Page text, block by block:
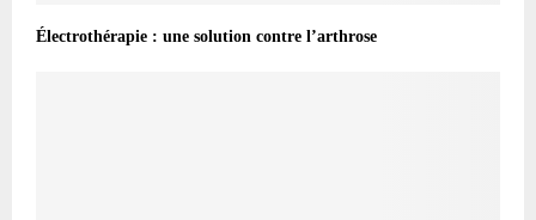
Électrothérapie : une solution contre l’arthrose